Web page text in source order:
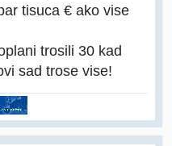
tisuca € ako vise
trosili 30 kad
sad trose vise!